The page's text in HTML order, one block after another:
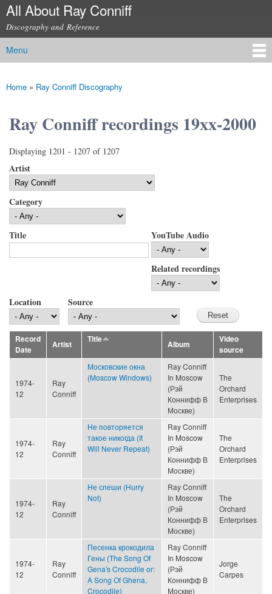
Skip to
content
All About Ray Conniff
Discography and Reference
Main menu
Menu
You are here
Home » Ray Conniff Discography
Ray Conniff recordings 19xx-2000
Displaying 1201 - 1207 of 1207
Artist
Category
Title YouTube Audio
Related recordings
Location Source
Record
Date
Artist
Title
Album
Video
source
1974-
12
Ray
Conniff
Московские окна
(Moscow Windows)
Ray Conniff
In Moscow
(Рэй
Коннифф В
Москве)
The
Orchard
Enterprises
1974-
12
Ray
Conniff
Не повторяется
такое никогда (It
Will Never Repeat)
Ray Conniff
In Moscow
(Рэй
Коннифф В
Москве)
The
Orchard
Enterprises
1974-
12
Ray
Conniff
Не спеши (Hurry
Not)
Ray Conniff
In Moscow
(Рэй
Коннифф В
Москве)
The
Orchard
Enterprises
1974-
12
Ray
Conniff
Песенка крокодила
Гены (The Song Of
Gena's Crocodile or:
A Song Of Ghena,
Crocodile)
Ray Conniff
In Moscow
(Рэй
Коннифф В
Москве)
Jorge
Carpes